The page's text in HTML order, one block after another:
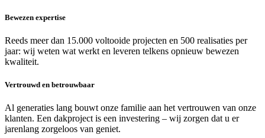
Bewezen expertise
Reeds meer dan 15.000 voltooide projecten en 500 realisaties per
jaar: wij weten wat werkt en leveren telkens opnieuw bewezen
kwaliteit.
Vertrouwd en betrouwbaar
Al generaties lang bouwt onze familie aan het vertrouwen van onze
klanten. Een dakproject is een investering – wij zorgen dat u er
jarenlang zorgeloos van geniet.